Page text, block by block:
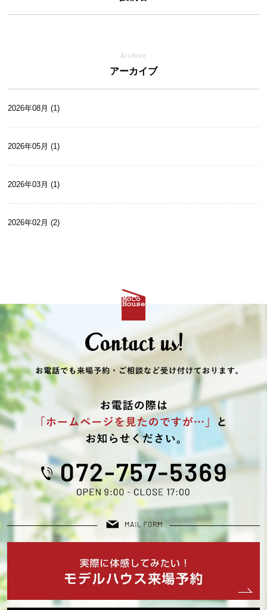
Archive
アーカイブ
2026年08月 (1)
2026年05月 (1)
2026年03月 (1)
2026年02月 (2)
2025年10月 (2)
2025年09月 (1)
2025年08月 (4)
2025年07月 (3)
2025年06月 (1)
2025年05月 (1)
2025年03月 (2)